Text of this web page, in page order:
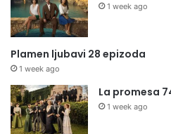
1 week ago
Plamen ljubavi 28 epizoda
1 week ago
La promesa
1 week ago